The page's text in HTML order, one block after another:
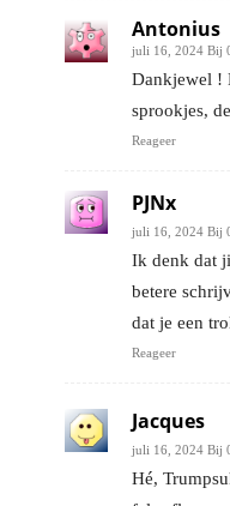
Antonius
juli 16, 2024 Bij
Dankjewel !
sprookjes,
Reageer
PJNx
juli 16, 2024 Bij
Ik denk dat
betere
dat je een
Reageer
Jacques
juli 16, 2024 Bij
Hé,